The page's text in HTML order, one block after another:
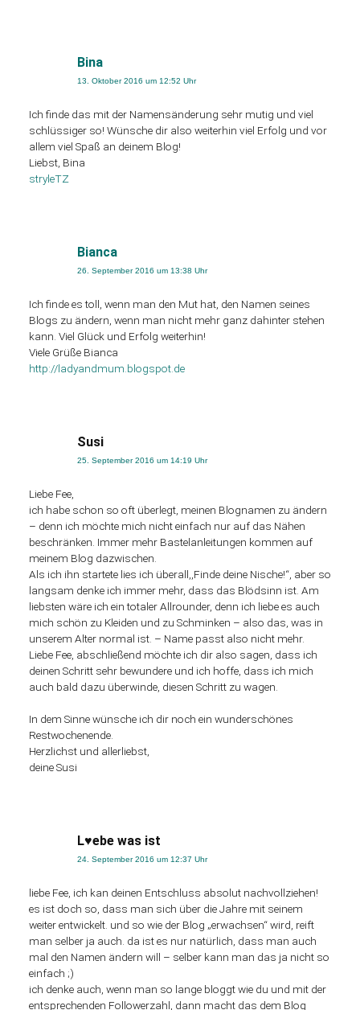
Bina
13. Oktober 2016 um 12:52 Uhr
Ich finde das mit der Namensänderung sehr mutig und viel
schlüssiger so! Wünsche dir also weiterhin viel Erfolg und vor
allem viel Spaß an deinem Blog!
Liebst, Bina
stryleTZ
Bianca
26. September 2016 um 13:38 Uhr
Ich finde es toll, wenn man den Mut hat, den Namen seines
Blogs zu ändern, wenn man nicht mehr ganz dahinter stehen
kann. Viel Glück und Erfolg weiterhin!
Viele Grüße Bianca
http://ladyandmum.blogspot.de
Susi
25. September 2016 um 14:19 Uhr
Liebe Fee,
ich habe schon so oft überlegt, meinen Blognamen zu ändern
– denn ich möchte mich nicht einfach nur auf das Nähen
beschränken. Immer mehr Bastelanleitungen kommen auf
meinem Blog dazwischen.
Als ich ihn startete lies ich überall,,Finde deine Nische!“, aber so
langsam denke ich immer mehr, dass das Blödsinn ist. Am
liebsten wäre ich ein totaler Allrounder, denn ich liebe es auch
mich schön zu Kleiden und zu Schminken – also das, was in
unserem Alter normal ist. – Name passt also nicht mehr.
Liebe Fee, abschließend möchte ich dir also sagen, dass ich
deinen Schritt sehr bewundere und ich hoffe, dass ich mich
auch bald dazu überwinde, diesen Schritt zu wagen.
In dem Sinne wünsche ich dir noch ein wunderschönes
Restwochenende.
Herzlichst und allerliebst,
deine Susi
L♥ebe was ist
24. September 2016 um 12:37 Uhr
liebe Fee, ich kan deinen Entschluss absolut nachvollziehen!
es ist doch so, dass man sich über die Jahre mit seinem
weiter entwickelt. und so wie der Blog „erwachsen“ wird, reift
man selber ja auch. da ist es nur natürlich, dass man auch
mal den Namen ändern will – selber kann man das ja nicht so
einfach ;)
ich denke auch, wenn man so lange bloggt wie du und mit der
entsprechenden Followerzahl, dann macht das dem Blog